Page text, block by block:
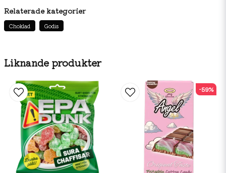
Liknande produkter
-59%
emulgeringsmedel (sojalecitin), jäsmedel
(natriumbikarbonat).
Observera att ingredienslistor kan variera beroende
mest exakta och uppdaterade informationen.
Relaterade kategorier
Choklad Godis